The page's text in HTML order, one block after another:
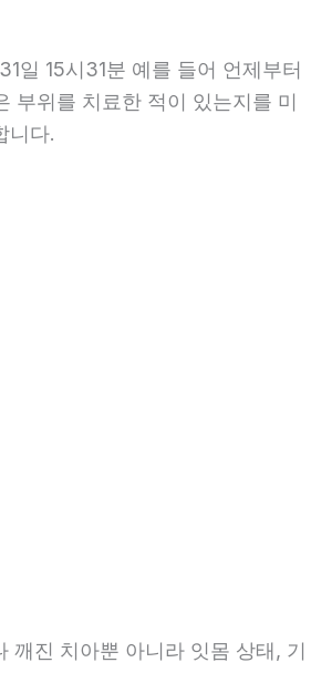
일 15시31분 예를 들어 언제부터
부위를 치료한 적이 있는지를 미
니다.
깨진 치아뿐 아니라 잇몸 상태, 기